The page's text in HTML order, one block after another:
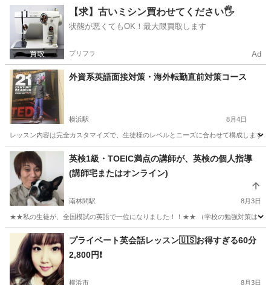
神奈川 横浜市 横浜駅 英語 スピーキング
【求】古いミシン買わせてください🖐️
状態が悪くてもOK！最大限買取します
プリフラ Ad
外資系英語面接対策・海外転勤直前対策コース
横浜駅 8月4日
レッスン内容は完全カスタマイズで、生徒様のレベルとニーズに合わせて構成しま
神奈川 横浜市 横浜駅 ビジネス英語 プレゼンテーション
英検1級・TOEIC満点の講師が、英検の個人指導
(講師宅またはオンライン)
南林間駅 8月3日
★★私の生徒が、全国模試の英語で一位になりました！！★★ （学校の勉強対策は一
神奈川 大和市 南林間駅 英検
プライベート英会話レッスン🇺🇸お得すぎる60分
2,800円❗️
横浜市 8月3日